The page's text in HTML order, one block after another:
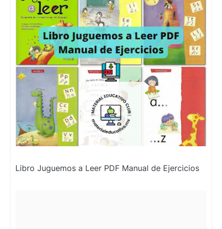
Libro Juguemos a Leer PDF Manual de Ejercicios